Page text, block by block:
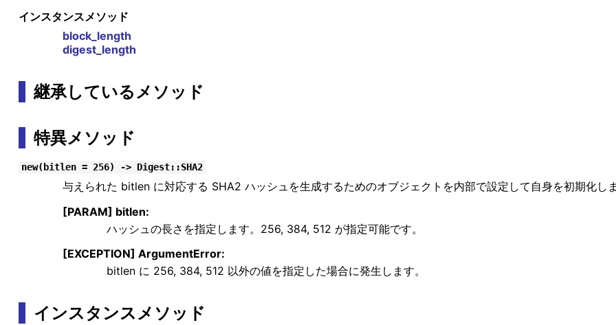
インスタンスメソッド
block_length
digest_length
継承しているメソッド
特異メソッド
new(bitlen = 256) -> Digest::SHA2
与えられた bitlen に対応する SHA2 ハッシュを生成するためのオブジェクトを内部で設定して自身を初期化しま
[PARAM] bitlen:
ハッシュの長さを指定します。256, 384, 512 が指定可能です。
[EXCEPTION] ArgumentError:
bitlen に 256, 384, 512 以外の値を指定した場合に発生します。
インスタンスメソッド